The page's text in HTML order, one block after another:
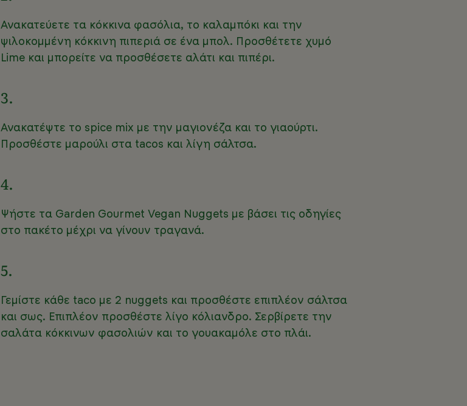
Ανακατεύετε τα κόκκινα φασόλια, το καλαμπόκι και την
ψιλοκομμένη κόκκινη πιπεριά σε ένα μπολ. Προσθέτετε χυμό
Lime και μπορείτε να προσθέσετε αλάτι και πιπέρι.
3.
Ανακατέψτε το spice mix με την μαγιονέζα και το γιαούρτι.
Προσθέστε μαρούλι στα tacos και λίγη σάλτσα.
4.
Ψήστε τα Garden Gourmet Vegan Nuggets με βάσει τις οδηγίες
στο πακέτο μέχρι να γίνουν τραγανά.
5.
Γεμίστε κάθε taco με 2 nuggets και προσθέστε επιπλέον σάλτσα
και σως. Επιπλέον προσθέστε λίγο κόλιανδρο. Σερβίρετε την
σαλάτα κόκκινων φασολιών και το γουακαμόλε στο πλάι.